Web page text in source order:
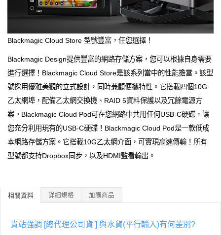
Blackmagic Cloud Store 型號豐富，任您選擇！
Blackmagic Design提供豐富的網路存儲方案，您可以根據自身需要
進行選擇！Blackmagic Cloud Store是該系列當中的性能擔當。該型
號採用優雅美觀的立式設計，同時兼顧便攜特性。它搭載四個10G
乙太網埠，配備乙太網交換機、RAID 5資料保護以及冗餘電源方
案。Blackmagic Cloud Pod可在您網路中共用任何USB-C硬碟，讓
您充分利用現有的USB-C硬碟！Blackmagic Cloud Pod是一款低成
本網路存儲方案。它搭載10G乙太網介面，可實現高速傳輸！所有
型號都支持Dropbox同步，以及HDMI監看輸出。
相關資料 詳細規格 加購商品
貴站強調 [總代理公司貨 ] 與水貨(平行輸入)有何差別?